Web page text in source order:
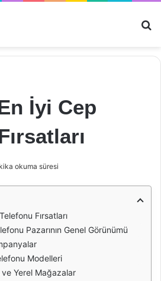
İyi Cep
okuma süresi
Fırsatları
Pazarının Genel Görünümü
Modelleri
ve Yerel Mağazalar